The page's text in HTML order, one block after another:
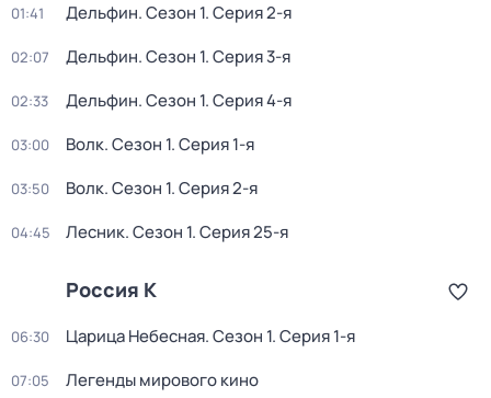
01:41 Дельфин. Сезон 1. Серия 2-я
02:07 Дельфин. Сезон 1. Серия 3-я
02:33 Дельфин. Сезон 1. Серия 4-я
03:00 Волк. Сезон 1. Серия 1-я
03:50 Волк. Сезон 1. Серия 2-я
04:45 Лесник. Сезон 1. Серия 25-я
Россия К
06:30 Царица Небесная. Сезон 1. Серия 1-я
07:05 Легенды мирового кино